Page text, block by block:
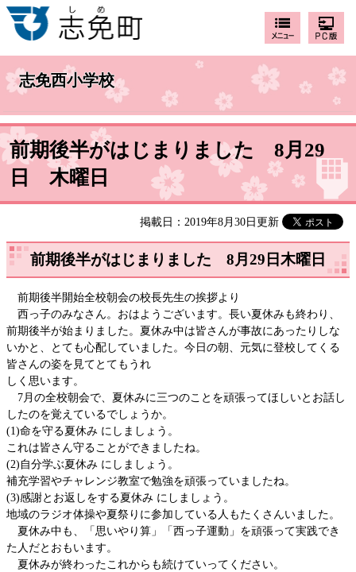
志免西小学校
前期後半がはじまりました 8月29
日 木曜日
掲載日：2019年8月30日更新
前期後半がはじまりました 8月29日木曜日
前期後半開始全校朝会の校長先生の挨拶より
西っ子のみなさん。おはようございます。長い夏休みも終わり、
前期後半が始まりました。夏休み中は皆さんが事故にあったりしな
いかと、とても心配していました。今日の朝、元気に登校してくる
皆さんの姿を見てとてもうれ
しく思います。
7月の全校朝会で、夏休みに三つのことを頑張ってほしいとお話し
したのを覚えているでしょうか。
(1)命を守る夏休み にしましょう。
これは皆さん守ることができましたね。
(2)自分学ぶ夏休み にしましょう。
補充学習やチャレンジ教室で勉強を頑張っていましたね。
(3)感謝とお返しをする夏休み にしましょう。
地域のラジオ体操や夏祭りに参加している人もたくさんいました。
夏休み中も、「思いやり算」「西っ子運動」を頑張って実践でき
た人だとおもいます。
夏休みが終わったこれからも続けていってください。